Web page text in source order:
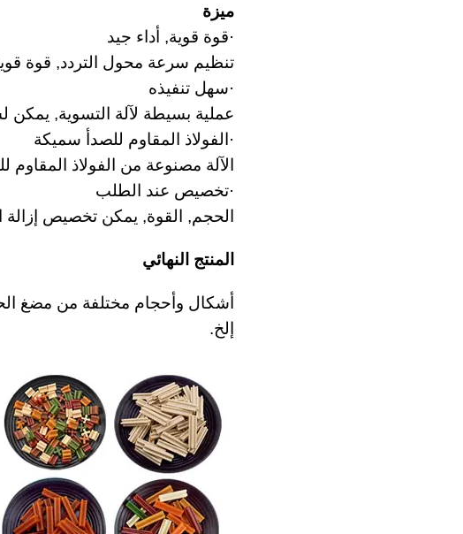
ميزة
·قوة قوية, أداء جيد
تنظيم سرعة محول التردد, قوة
·سهل تنفيذه
عملية بسيطة لآلة التسوية,
·الفولاذ المقاوم للصدأ سميكة
الآلة مصنوعة من الفولاذ
·تخصيص عند الطلب
الحجم, القوة, يمكن تخصيص إزالة
المنتج النهائي
أشكال وأحجام مختلفة من مضغ
إلخ.